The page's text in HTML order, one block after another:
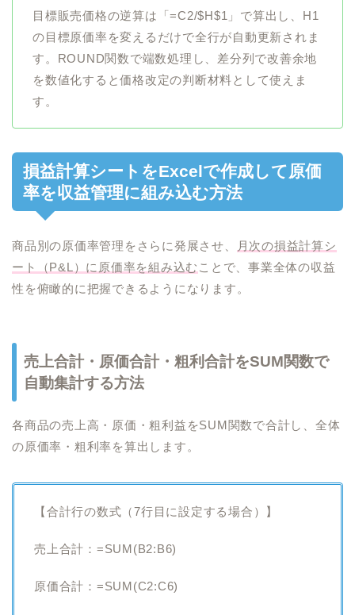
目標販売価格の逆算は「=C2/$H$1」で算出し、H1
の目標原価率を変えるだけで全行が自動更新されま
す。ROUND関数で端数処理し、差分列で改善余地
を数値化すると価格改定の判断材料として使えま
す。
損益計算シートをExcelで作成して原価
率を収益管理に組み込む方法
商品別の原価率管理をさらに発展させ、
月次の損益計算シ
ート（P&L）に原価率を組み込む ことで、事業全体の収益
性を俯瞰的に把握できるようになります。
売上合計・原価合計・粗利合計をSUM関数で
自動集計する方法
各商品の売上高・原価・粗利益をSUM関数で合計し、全体
の原価率・粗利率を算出します。
【合計行の数式（7行目に設定する場合）】
売上合計：=SUM(B2:B6)
原価合計：=SUM(C2:C6)